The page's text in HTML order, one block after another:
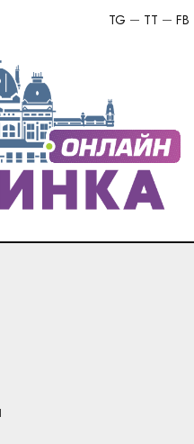
FB
TT
TG